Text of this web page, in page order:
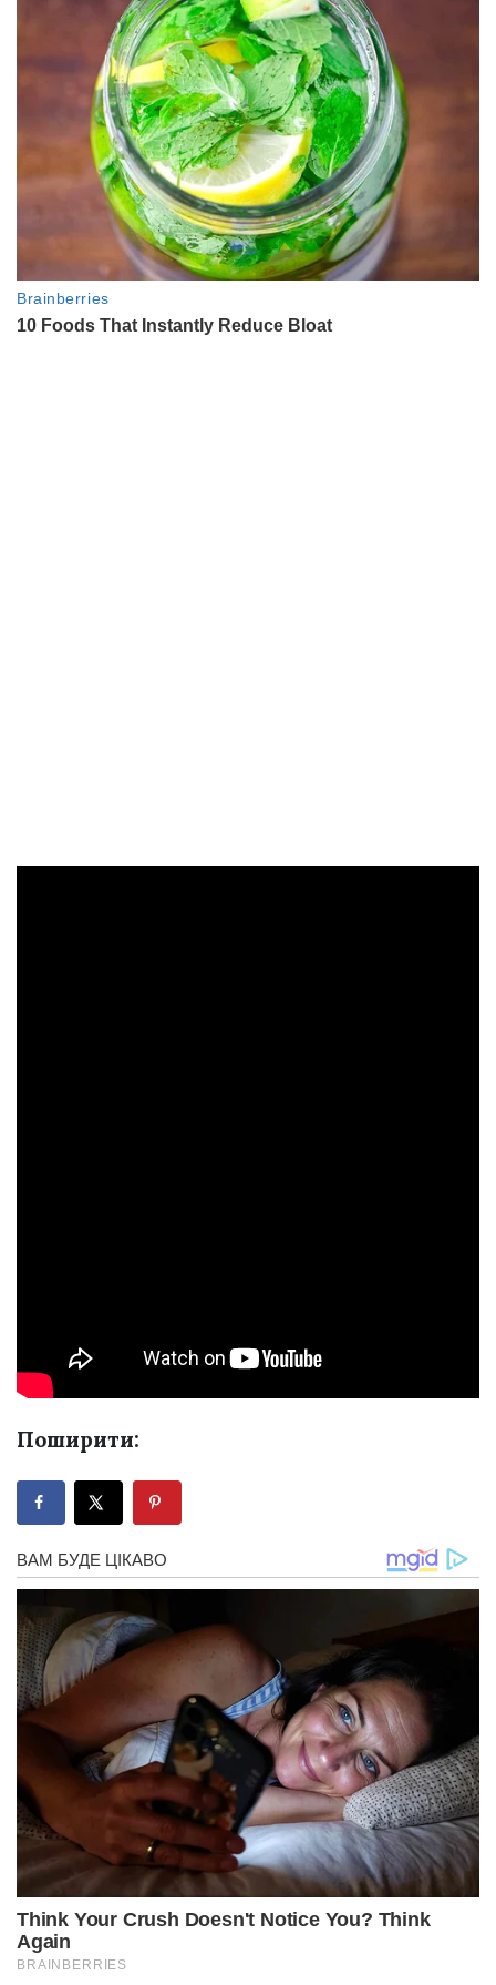
Поширити: